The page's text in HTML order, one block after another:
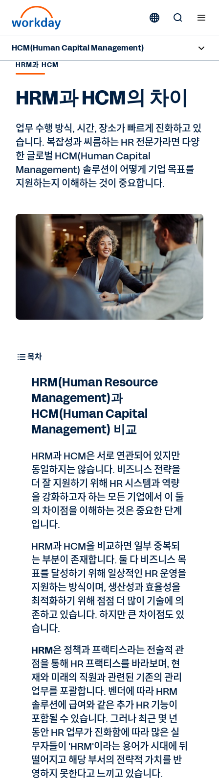
HCM(Human Capital Management)
개요
기능
전문가 상담
HRM과 HCM
HRM과 HCM의 차이
업무 수행 방식, 시간, 장소가 빠르게 진화하고 있
습니다. 복잡성과 씨름하는 HR 전문가라면 다양
한 글로벌 HCM(Human Capital
Management) 솔루션이 어떻게 기업 목표를
지원하는지 이해하는 것이 중요합니다.
목차
HRM(Human Resource
Management)과
HCM(Human Capital
Management) 비교
HRM과 HCM은 서로 연관되어 있지만
동일하지는 않습니다. 비즈니스 전략을
더 잘 지원하기 위해 HR 시스템과 역량
을 강화하고자 하는 모든 기업에서 이 둘
의 차이점을 이해하는 것은 중요한 단계
입니다.
HRM과 HCM을 비교하면 일부 중복되
는 부분이 존재합니다. 둘 다 비즈니스 목
표를 달성하기 위해 일상적인 HR 운영을
지원하는 방식이며, 생산성과 효율성을
최적화하기 위해 점점 더 많이 기술에 의
존하고 있습니다. 하지만 큰 차이점도 있
습니다.
HRM은 정책과 프랙티스라는 전술적 관
점을 통해 HR 프랙티스를 바라보며, 현
재와 미래의 직원과 관련된 기존의 관리
업무를 포괄합니다. 벤더에 따라 HRM
솔루션에 급여와 같은 추가 HR 기능이
포함될 수 있습니다. 그러나 최근 몇 년
동안 HR 업무가 진화함에 따라 많은 실
무자들이 'HRM'이라는 용어가 시대에 뒤
떨어지고 해당 부서의 전략적 가치를 반
영하지 못한다고 느끼고 있습니다.